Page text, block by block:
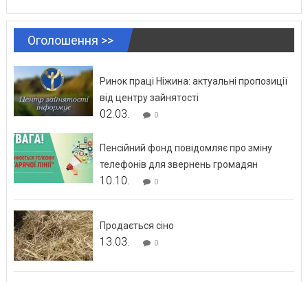
Оголошення >>
Ринок праці Ніжина: актуальні пропозиції
від центру зайнятості
02.03. 0
Пенсійний фонд повідомляє про зміну
телефонів для звернень громадян
10.10. 0
Продається сіно
13.03. 0